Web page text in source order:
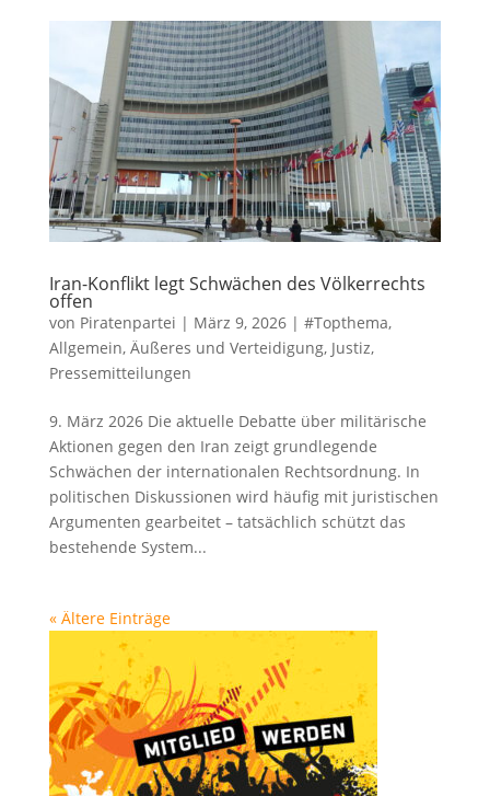
Iran-Konflikt legt Schwächen des Völkerrechts
offen
von Piratenpartei | März 9, 2026| #Topthema,
Allgemein, Äußeres und Verteidigung, Justiz,
Pressemitteilungen
9. März 2026 Die aktuelle Debatte über militärische
Aktionen gegen den Iran zeigt grundlegende
Schwächen der internationalen Rechtsordnung. In
politischen Diskussionen wird häufig mit juristischen
Argumenten gearbeitet – tatsächlich schützt das
bestehende System...
« Ältere Einträge